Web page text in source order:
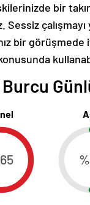
bir
Sessiz
bir